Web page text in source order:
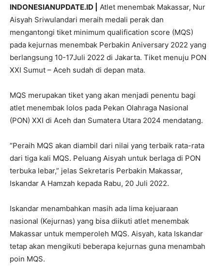
INDONESIANUPDATE.ID |
Atlet menembak Makassar, Nur
Aisyah Sriwulandari meraih medali perak dan
mengantongi tiket minimum qualification score (MQS)
pada kejurnas menembak Perbakin Aniversary 2022 yang
berlangsung 10-17Juli 2022 di Jakarta. Tiket menuju PON
XXI Sumut – Aceh sudah di depan mata.
MQS merupakan tiket yang akan menjadi penentu bagi
atlet menembak lolos pada Pekan Olahraga Nasional
(PON) XXI di Aceh dan Sumatera Utara 2024 mendatang.
“Peraih MQS akan diambil dari nilai yang terbaik rata-rata
dari tiga kali MQS. Peluang Aisyah untuk berlaga di PON
terbuka lebar,” jelas Sekretaris Perbakin Makassar,
Iskandar A Hamzah kepada Rabu, 20 Juli 2022.
Iskandar menambahkan masih ada lima kejuaraan
nasional (Kejurnas) yang bisa diikuti atlet menembak
Makassar untuk memperoleh MQS. Aisyah, kata Iskandar
tetap akan mengikuti beberapa kejurnas guna menambah
poin MQS.